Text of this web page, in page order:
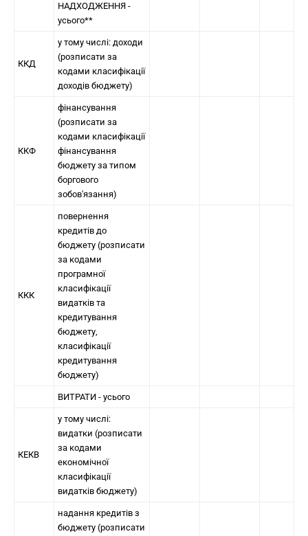
НАДХОДЖЕННЯ -
усього**
ККД
у тому числі: доходи
(розписати за
кодами класифікації
доходів бюджету)
ККФ
фінансування
(розписати за
кодами класифікації
фінансування
бюджету за типом
боргового
зобов'язання)
ККК
повернення
кредитів до
бюджету (розписати
за кодами
програмної
класифікації
видатків та
кредитування
бюджету,
класифікації
кредитування
бюджету)
ВИТРАТИ - усього
КЕКВ
у тому числі:
видатки (розписати
за кодами
економічної
класифікації
видатків бюджету)
надання кредитів з
бюджету (розписати